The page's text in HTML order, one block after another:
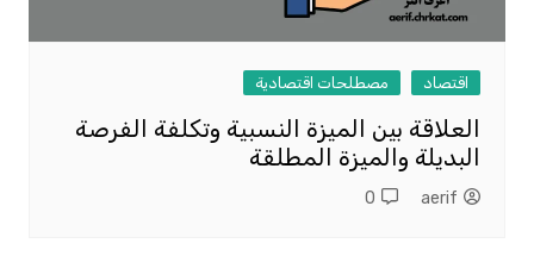
اقتصاد مصطلحات اقتصادية
العلاقة بين الميزة النسبية وتكلفة الفرصة
البديلة والميزة المطلقة
aerif
0